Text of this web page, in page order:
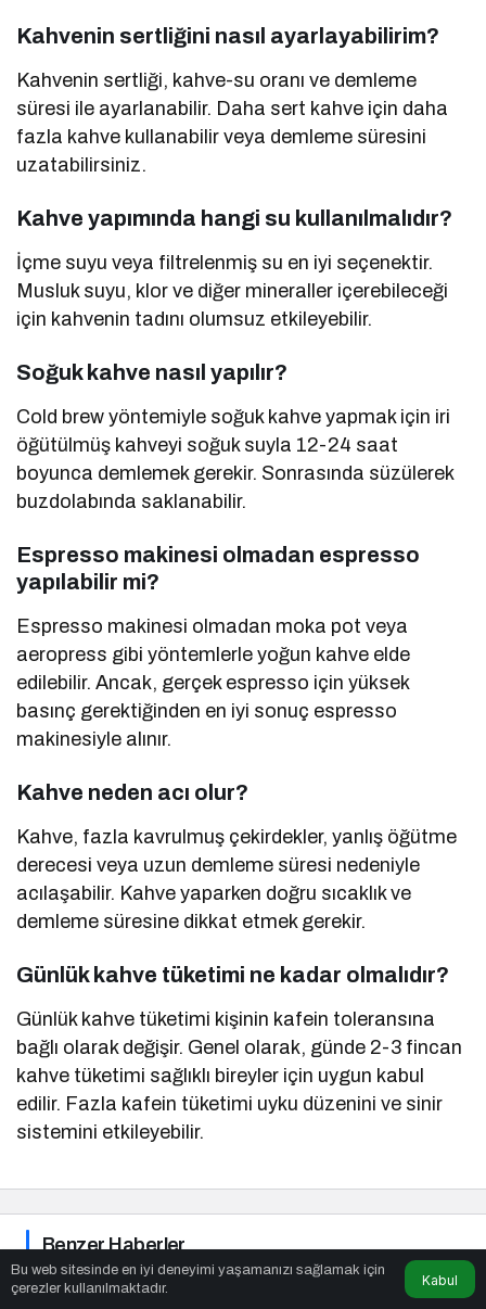
Kahvenin sertliğini nasıl ayarlayabilirim?
Kahvenin sertliği, kahve-su oranı ve demleme
süresi ile ayarlanabilir. Daha sert kahve için daha
fazla kahve kullanabilir veya demleme süresini
uzatabilirsiniz.
Kahve yapımında hangi su kullanılmalıdır?
İçme suyu veya filtrelenmiş su en iyi seçenektir.
Musluk suyu, klor ve diğer mineraller içerebileceği
için kahvenin tadını olumsuz etkileyebilir.
Soğuk kahve nasıl yapılır?
Cold brew yöntemiyle soğuk kahve yapmak için iri
öğütülmüş kahveyi soğuk suyla 12-24 saat
boyunca demlemek gerekir. Sonrasında süzülerek
buzdolabında saklanabilir.
Espresso makinesi olmadan espresso
yapılabilir mi?
Espresso makinesi olmadan moka pot veya
aeropress gibi yöntemlerle yoğun kahve elde
edilebilir. Ancak, gerçek espresso için yüksek
basınç gerektiğinden en iyi sonuç espresso
makinesiyle alınır.
Kahve neden acı olur?
Kahve, fazla kavrulmuş çekirdekler, yanlış öğütme
derecesi veya uzun demleme süresi nedeniyle
acılaşabilir. Kahve yaparken doğru sıcaklık ve
demleme süresine dikkat etmek gerekir.
Günlük kahve tüketimi ne kadar olmalıdır?
Günlük kahve tüketimi kişinin kafein toleransına
bağlı olarak değişir. Genel olarak, günde 2-3 fincan
kahve tüketimi sağlıklı bireyler için uygun kabul
edilir. Fazla kafein tüketimi uyku düzenini ve sinir
sistemini etkileyebilir.
Benzer Haberler
Bu web sitesinde en iyi deneyimi yaşamanızı sağlamak için
çerezler kullanılmaktadır.
Kabul